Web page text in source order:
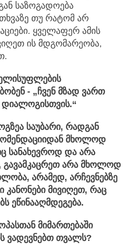
საზოგადოება
თუ რატომ არ
ყველაფერ ამის
ის მდგომარეობა,
- „ჩვენ მზად ვართ
საუბარი, რადგან
მხოლოდ
სანახევროდ და არა
გავამკაცრეთ არა მხოლოდ
არამედ, არჩევნებზე
კანონები მივიღეთ, რაც
ეწინააღმდეგება.
მიმართებაში
ვადევნებთ თვალს?